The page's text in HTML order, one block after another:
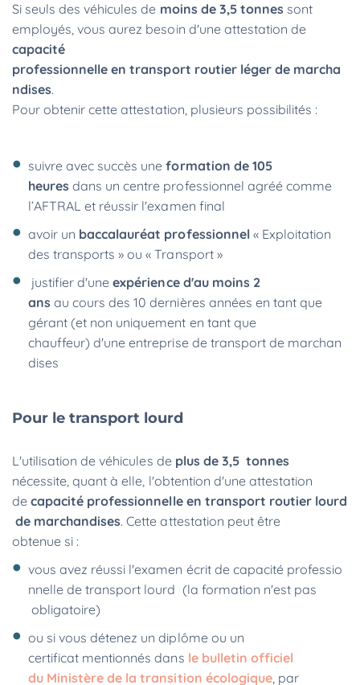
Si seuls des véhicules de moins de 3,5 tonnes sont
employés, vous aurez besoin d'une attestation de
capacité
professionnelle en transport routier léger de marcha
ndises.
Pour obtenir cette attestation, plusieurs possibilités :
suivre avec succès une formation de 105
heuresdans un centre professionnel agréé comme
l’AFTRAL et réussir l'examen final
avoir un baccalauréat professionnel « Exploitation
des transports » ou « Transport »
justifier d'une expérience d'au moins 2
ans au cours des 10 dernières années en tant que
gérant (et non uniquement en tant que
chauffeur) d'une entreprise de transport de marchan
dises
Pour le transport lourd
L'utilisation de véhicules de plus de 3,5 tonnes
nécessite, quant à elle, l'obtention d'une attestation
decapacité professionnelle en transport routier lourd
de marchandises. Cette attestation peut être
obtenue si :
vous avez réussi l'examen écrit de capacité professio
nnelle de transport lourd (la formation n'est pas
obligatoire)
ou si vous détenez un diplôme ou un
certificat mentionnés dans le bulletin officiel
du Ministère de la transition écologique, par